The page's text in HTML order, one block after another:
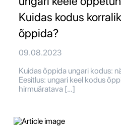
Kuidas kodus
õppida?
09.08.2023
Kuidas õppida ungari kodus:
Eesitlus: ungari keel kodus
hirmuäratava […]